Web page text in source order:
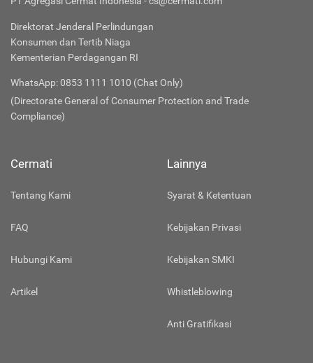
Direktorat Jenderal Perlindungan
Konsumen dan Tertib Niaga
Kementerian Perdagangan RI
WhatsApp: 0853 1111 1010 (Chat Only)
(Directorate General of Consumer Protection and Trade
Compliance)
Cermati
Tentang Kami
FAQ
Hubungi Kami
Artikel
Lainnya
Syarat & Ketentuan
Kebijakan Privasi
Kebijakan SMKI
Whistleblowing
Anti Gratifikasi